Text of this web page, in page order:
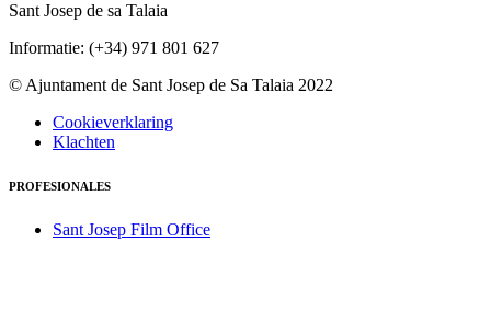
Sant Josep de sa Talaia
Informatie: (+34) 971 801 627
© Ajuntament de Sant Josep de Sa Talaia 2022
Cookieverklaring
Klachten
PROFESIONALES
Sant Josep Film Office